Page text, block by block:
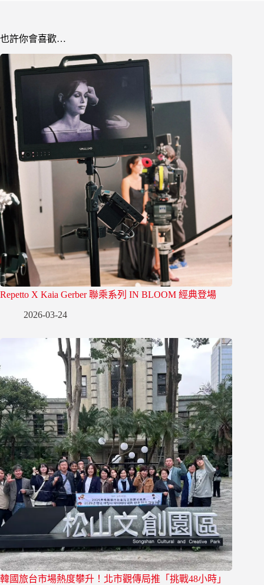
也許你會喜歡…
Repetto X Kaia Gerber 聯乘系列 IN BLOOM 經典登場
2026-03-24
韓國旅台市場熱度攀升！北市觀傳局推「挑戰48小時」